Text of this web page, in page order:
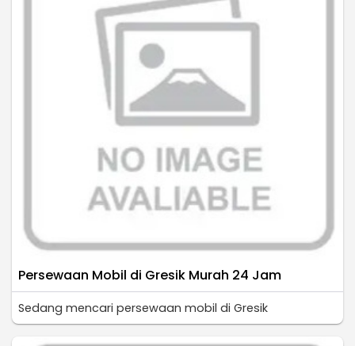
Persewaan Mobil di Gresik Murah 24 Jam
Sedang mencari persewaan mobil di Gresik